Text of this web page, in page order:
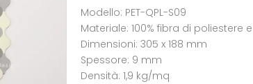
Modello: PET-QPL-S09
Materiale: 100% fibra di poliestere
Dimensioni: 305 x 188 mm
Spessore: 9 mm
Densità: 1,9 kg/mq